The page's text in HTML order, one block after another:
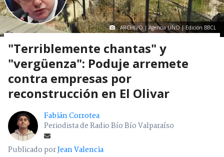
ARCHIVO | Agencia UNO | Edición BBCL
"Terriblemente chantas" y
"vergüenza": Poduje arremete
contra empresas por
reconstrucción en El Olivar
Fabián Corrotea
Periodista de Radio Bío Bío Valparaíso
Publicado porJean Valencia